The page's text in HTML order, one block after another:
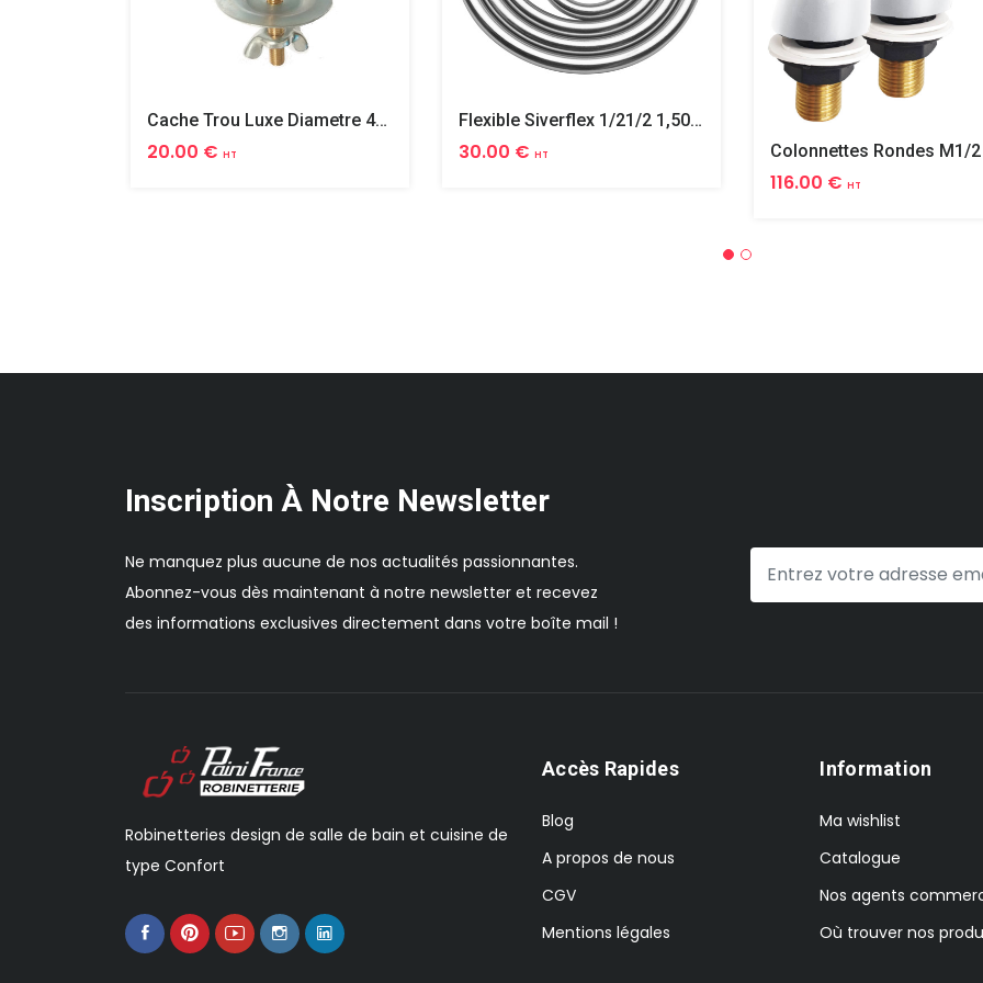
Cache Trou Luxe Diametre 40 Laiton
20.00 € HT
Flexible Siverflex 1/21/2 1,50m Tournant
30.00 € HT
116.00 € HT
Inscription À Notre Newsletter
Ne manquez plus aucune de nos actualités passionnantes.
Abonnez-vous dès maintenant à notre newsletter et recevez
des informations exclusives directement dans votre boîte mail !
Robinetteries design de salle de bain et cuisine de
type Confort
Accès Rapides
Blog
A propos de nous
CGV
Mentions légales
Information
Ma wishlist
Catalogue
Nos agents
Où trouver nos